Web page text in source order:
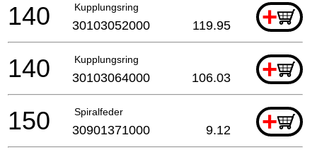
Kupplungsring +
140 30103052000 119.95
Kupplungsring +
140 30103064000 106.03
Spiralfeder +
150 30901371000 9.12